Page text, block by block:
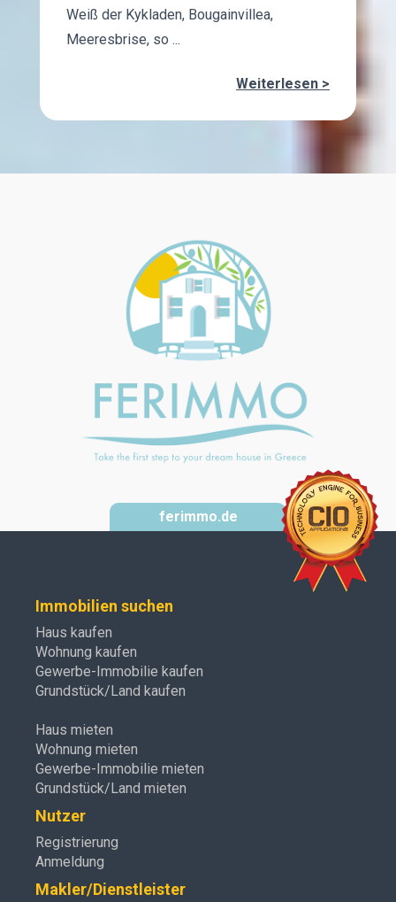
Weiß der Kykladen, Bougainvillea,
Meeresbrise, so ...
Weiterlesen >
ferimmo.de
Immobilien suchen
Haus kaufen
Wohnung kaufen
Gewerbe-Immobilie kaufen
Grundstück/Land kaufen
Haus mieten
Wohnung mieten
Gewerbe-Immobilie mieten
Grundstück/Land mieten
Nutzer
Registrierung
Anmeldung
Makler/Dienstleister